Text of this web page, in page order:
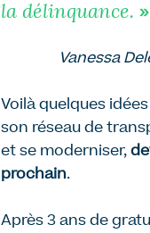
la délinquance. »
Vanessa
Voilà quelques
son réseau de
et se moderniser,
prochain.
Après 3 ans de